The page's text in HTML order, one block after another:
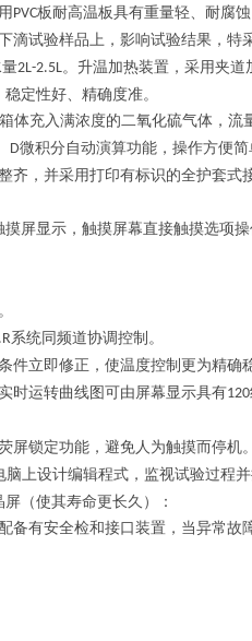
PVC板耐高温板具有重量轻、耐腐
滴试验样品上，影响试验结果，特
2L-2.5L。升温加热装置，采用夹
定性好、精确度准。
体充入满浓度的二氧化硫气体，流
D微积分自动演算功能，操作方便简
齐，并采用打印有标识的全护套式
摸屏显示，触摸屏幕直接触摸选项
系统同频道协调控制。
件立即修正，使温度控制更为精确
时运转曲线图可由屏幕显示具有120
屏锁定功能，避免人为触摸而停机。
脑上设计编辑程式，监视试验过程
（使其寿命更长久）：
备有安全检和接口装置，当异常故